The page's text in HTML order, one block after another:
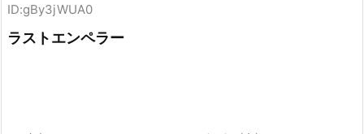
ID:gBy3jWUA0
ラストエンペラー